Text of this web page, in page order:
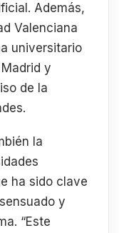
Además,
Valenciana
universitario
y
de la
la
ha sido clave
y
“Este